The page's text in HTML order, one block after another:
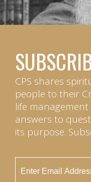
CPS shares
people to their
life
answers to
its purpose.